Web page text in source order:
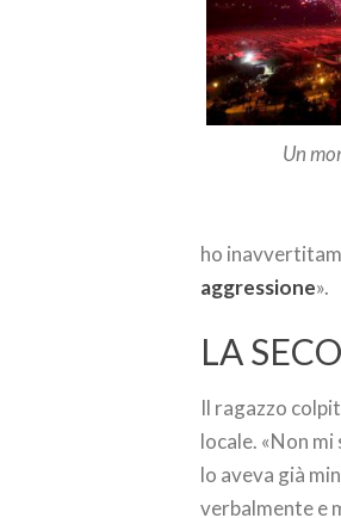
Un
ho
aggressione».
LA
Il ragazzo
locale. «Non
lo aveva già
verbalmente e